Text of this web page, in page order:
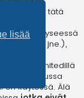
lisää
Jos et tätä
) tai jos kyseessä
f2s.com, jne.),
phpBB Limitedillä
vastuussa
on käytössä. Älä